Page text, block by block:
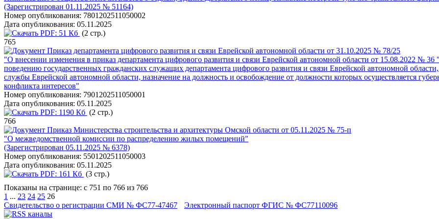
(Зарегистрирован 01.11.2025 № 51164)
Номер опубликования: 7801202511050002
Дата опубликования: 05.11.2025
PDF: 51 Кб (2 стр.)
765
Приказ департамента цифрового развития и связи Еврейской автономной области от 31.10.2025 № 78/25
"О внесении изменения в приказ департамента цифрового развития и связи Еврейской автономной области от 15.08.2022 №
поведению государственных гражданских служащих департамента цифрового развития и связи Еврейской автономной
службы Еврейской автономной области, назначение на должность и освобождение от должности которых осуществляется
конфликта интересов"
Номер опубликования: 7901202511050001
Дата опубликования: 05.11.2025
PDF: 1190 Кб (2 стр.)
766
Приказ Министерства строительства и архитектуры Омской области от 05.11.2025 № 75-п
"О межведомственной комиссии по распределению жилых помещений"
(Зарегистрирован 05.11.2025 № 6378)
Номер опубликования: 5501202511050003
Дата опубликования: 05.11.2025
PDF: 161 Кб (3 стр.)
Показаны на странице: с 751 по 766 из 766
1 ... 23 24 25 26
Свидетельство о регистрации СМИ № ФС77-47467
Электронный паспорт ФГИС № ФС77110096